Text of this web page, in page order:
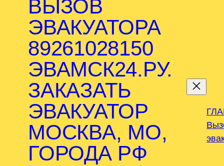
ВЫЗОВ
ЭВАКУАТОРА
89261028150
ЭВАМСК24.РУ.
ЗАКАЗАТЬ
ЭВАКУАТОР
МОСКВА, МО,
ГОРОДА РФ